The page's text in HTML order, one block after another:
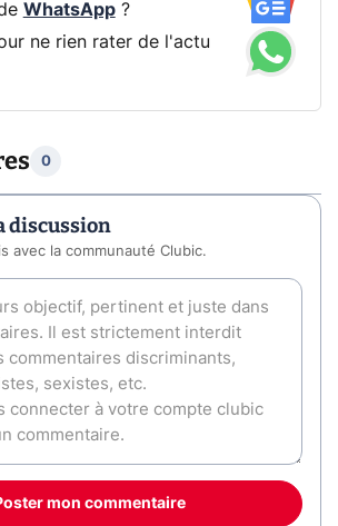
WhatsApp?
ne rien rater de l'actu
0
discussion
avec la communauté Clubic.
mon commentaire